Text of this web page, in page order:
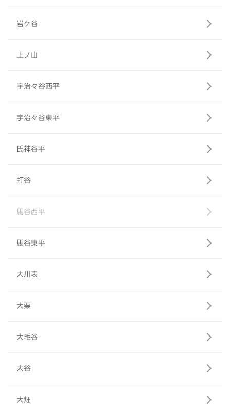
岩ケ谷
上ノ山
宇治々谷西平
宇治々谷東平
氏神谷平
打谷
馬谷西平
馬谷東平
大川表
大栗
大毛谷
大谷
大畑